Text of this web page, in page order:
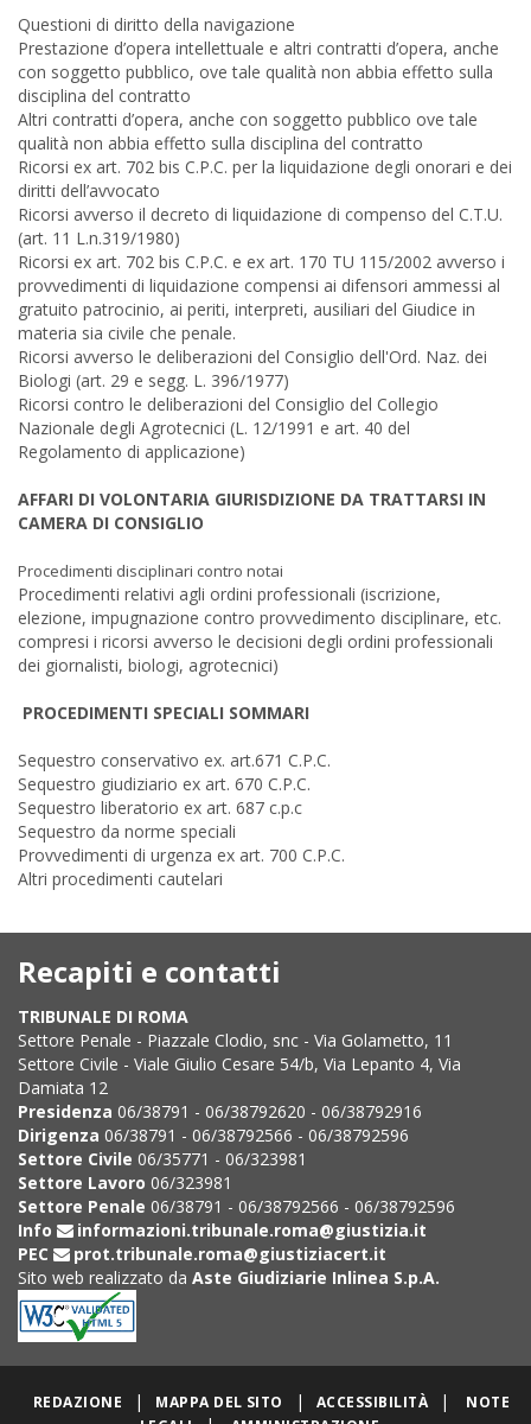
Questioni di diritto della navigazione
Prestazione d’opera intellettuale e altri contratti d’opera, anche
con soggetto pubblico, ove tale qualità non abbia effetto sulla
disciplina del contratto
Altri contratti d’opera, anche con soggetto pubblico ove tale
qualità non abbia effetto sulla disciplina del contratto
Ricorsi ex art. 702 bis C.P.C. per la liquidazione degli onorari e dei
diritti dell’avvocato
Ricorsi avverso il decreto di liquidazione di compenso del C.T.U.
(art. 11 L.n.319/1980)
Ricorsi ex art. 702 bis C.P.C. e ex art. 170 TU 115/2002 avverso i
provvedimenti di liquidazione compensi ai difensori ammessi al
gratuito patrocinio, ai periti, interpreti, ausiliari del Giudice in
materia sia civile che penale.
Ricorsi avverso le deliberazioni del Consiglio dell'Ord. Naz. dei
Biologi (art. 29 e segg. L. 396/1977)
Ricorsi contro le deliberazioni del Consiglio del Collegio
Nazionale degli Agrotecnici (L. 12/1991 e art. 40 del
Regolamento di applicazione)
AFFARI DI VOLONTARIA GIURISDIZIONE DA TRATTARSI IN
CAMERA DI CONSIGLIO
Procedimenti disciplinari contro notai
Procedimenti relativi agli ordini professionali (iscrizione,
elezione, impugnazione contro provvedimento disciplinare, etc.
compresi i ricorsi avverso le decisioni degli ordini professionali
dei giornalisti, biologi, agrotecnici)
PROCEDIMENTI SPECIALI SOMMARI
Sequestro conservativo ex. art.671 C.P.C.
Sequestro giudiziario ex art. 670 C.P.C.
Sequestro liberatorio ex art. 687 c.p.c
Sequestro da norme speciali
Provvedimenti di urgenza ex art. 700 C.P.C.
Altri procedimenti cautelari
Recapiti e contatti
TRIBUNALE DI ROMA
Settore Penale - Piazzale Clodio, snc - Via Golametto, 11
Settore Civile - Viale Giulio Cesare 54/b, Via Lepanto 4, Via
Damiata 12
Presidenza 06/38791 - 06/38792620 - 06/38792916
Dirigenza 06/38791 - 06/38792566 - 06/38792596
Settore Civile 06/35771 - 06/323981
Settore Lavoro 06/323981
Settore Penale 06/38791 - 06/38792566 - 06/38792596
Info
informazioni.tribunale.roma@giustizia.it
PEC
prot.tribunale.roma@giustiziacert.it
Sito web realizzato da Aste Giudiziarie Inlinea S.p.A.
REDAZIONE | MAPPA DEL SITO | ACCESSIBILITÀ |
NOTE